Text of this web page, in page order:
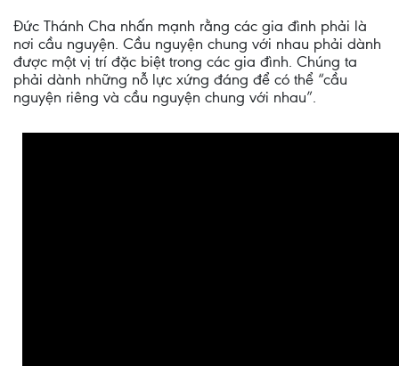
Đức Thánh Cha nhấn mạnh rằng các gia đình phải là
nơi cầu nguyện. Cầu nguyện chung với nhau phải dành
được một vị trí đặc biệt trong các gia đình. Chúng ta
phải dành những nỗ lực xứng đáng để có thể “cầu
nguyện riêng và cầu nguyện chung với nhau”.